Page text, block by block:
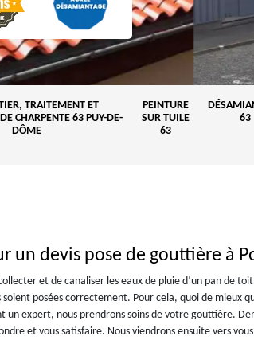
TRAITEMENT ET
CHARPENTE 63 PUY-DE-
DÔME
PEINTURE
SUR TUILE
63
63
un devis pose de gouttière à
et de canaliser les eaux de pluie d’un pan de
posées correctement. Pour cela, quoi de mieux
un expert, nous prendrons soins de votre gouttière.
et vous satisfaire. Nous viendrons ensuite vers